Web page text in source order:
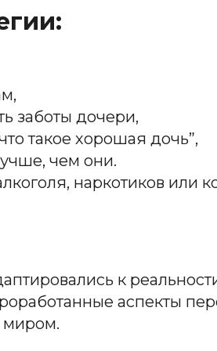
заботы дочери,
такое хорошая дочь”,
чем они.
наркотиков или
к
аспекты
миром.